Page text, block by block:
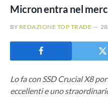
Micron entra nel
BY REDAZIONE TOP TRADE
Lo fa con SSD Crucial X8
eccellenti e uno